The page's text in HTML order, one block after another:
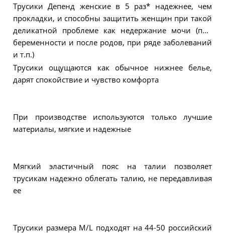
Трусики Депенд женские в 5 раз* надежнее, чем
прокладки, и способны защитить женщин при такой
деликатной проблеме как недержание мочи (при
беременности и после родов, при ряде заболеваний
и т.п.)
Трусики ощущаются как обычное нижнее белье,
дарят спокойствие и чувство комфорта
При производстве используются только лучшие
материалы, мягкие и надежные
Мягкий эластичный пояс на талии позволяет
трусикам надежно облегать талию, не передавливая
ее
Трусики размера M/L подходят на 44-50 российский